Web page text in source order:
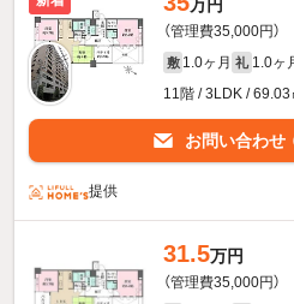
万円
（管理費35,000円）
敷 1.0ヶ月 礼 1.0ヶ
11階 / 3LDK / 69.03
お問い合わせ
提供
31.5万円
（管理費35,000円）